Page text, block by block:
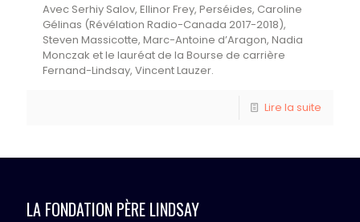
Avec Serhiy Salov, Ellinor Frey, Perséides, Caroline
Gélinas (Révélation Radio-Canada 2017-2018),
Steven Massicotte, Marc-Antoine d’Aragon, Nadia
Monczak et le lauréat de la Bourse de carrière
Fernand-Lindsay, Vincent Lauzer.
Lire la suite
LA FONDATION PÈRE LINDSAY